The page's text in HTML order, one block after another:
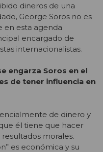
dineros de una
George Soros no es
en esta agenda
encargado de
internacionalistas.
engarza Soros en el
de tener influencia en
de dinero y
él tiene que hacer
morales.
es económica y su